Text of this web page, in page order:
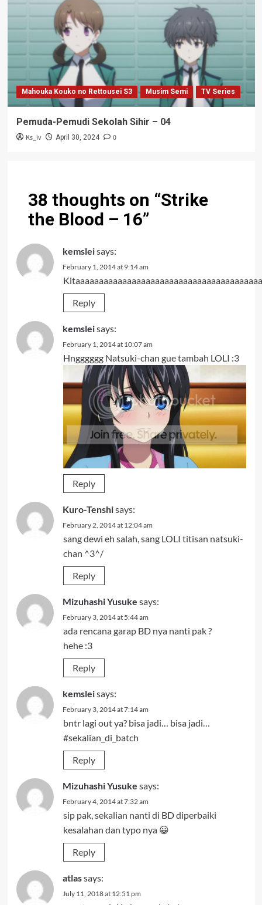
Mahouka Kouko no Rettousei S3 Musim Semi TV Series
Pemuda-Pemudi Sekolah Sihir – 04
Ks_iv April 30, 2024 0
38 thoughts on “Strike
the Blood – 16”
kemsleisays:
February 1, 2014 at 9:14 am
Reply
kemsleisays:
February 1, 2014 at 10:07 am
Hngggggg Natsuki-chan gue tambah LOLI :3
Reply
Kuro-Tenshisays:
February 2, 2014 at 12:04 am
sang dewi eh salah, sang LOLI titisan natsuki-
chan ^3^/
Reply
Mizuhashi Yusuke says:
February 3, 2014 at 5:44 am
ada rencana garap BD nya nanti pak ?
hehe :3
Reply
kemsleisays:
February 3, 2014 at 7:14 am
bntr lagi out ya? bisa jadi… bisa jadi…
#sekalian_di_batch
Reply
Mizuhashi Yusuke says:
February 4, 2014 at 7:32 am
sip pak, sekalian nanti di BD diperbaiki
kesalahan dan typo nya 😀
Reply
atlassays:
July 11, 2018 at 12:51 pm